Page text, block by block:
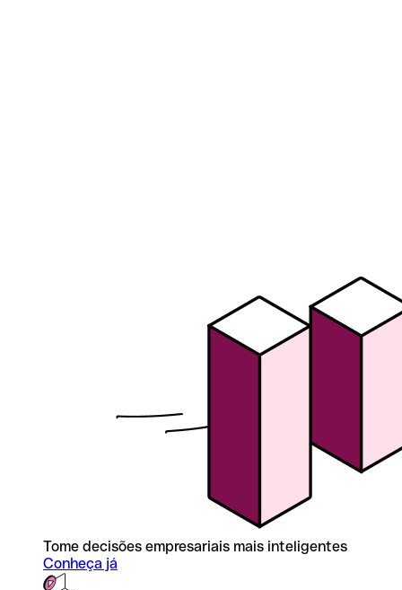
Tome decisões empresariais mais inteligentes
Conheça já